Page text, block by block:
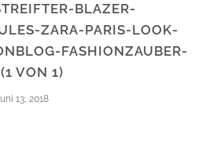
BLAZER-
ZARA-PARIS-LOOK-
FASHIONZAUBER-
VON 1)
13, 2018